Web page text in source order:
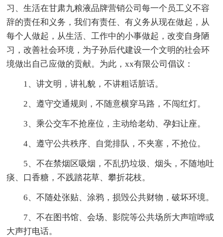
习、生活在甘肃九粮液品牌营销公司每一个员工义不容
辞的责任和义务，我们有责任、有义务从现在做起，从
每个人做起，从生活、工作中的小事做起，改变自身陋
习，改善社会环境，为子孙后代建设一个文明的社会环
境做出自己应做的贡献。为此，xx有限公司倡议：
1、讲文明，讲礼貌，不讲粗话脏话。
2、遵守交通规则，不随意横穿马路，不闯红灯。
3、乘公交车不抢座位，主动给老幼、孕妇让座。
4、遵守公共秩序、自觉排队，不夹塞，不抢位。
5、不在禁烟区吸烟，不乱扔垃圾、烟头，不随地吐
痰、口香糖，不践踏花草、攀折花枝。
6、不随处张贴、涂鸦，损毁公共财物，破坏环境。
7、不在图书馆、会场、影院等公共场所大声喧哗或
大声打电话。